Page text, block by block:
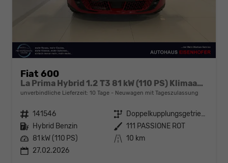
Fiat 600
La Prima Hybrid 1.2 T3 81 kW (110 PS) Klimaautomatik, Massagesitz, Sitzheizung, elektrisch verstellbarer Fahrersitz, Radio, DAB, Apple CarPlay, Android Auto, Navigationssystem, 18 Zoll Leichtmetallfelgen, uvm.
unverbindliche Lieferzeit: 10 Tage Neuwagen mit Tageszulassung
Fahrzeugnr. 141546 Getriebe
Doppelkupplungsgetriebe (DSG)
Kraftstoff Hybrid Benzin Außenfarbe 111 PASSIONE ROT
Leistung 81 kW (110 PS) Kilometerstand 10 km
27.02.2026